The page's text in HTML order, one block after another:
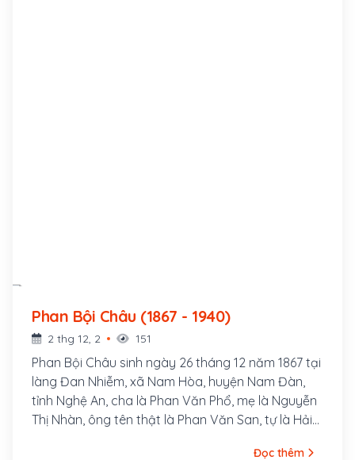
Phan Bội Châu (1867 - 1940)
2 thg 12, 2 151
Phan Bội Châu sinh ngày 26 tháng 12 năm 1867 tại
làng Đan Nhiễm, xã Nam Hòa, huyện Nam Đàn,
tỉnh Nghệ An, cha là Phan Văn Phổ, mẹ là Nguyễn
Thị Nhàn, ông tên thật là Phan Văn San, tự là Hải
Đọc thêm